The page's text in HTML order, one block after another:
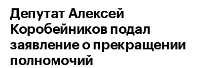
Депутат Алексей
Коробейников подал
заявление о прекращении
полномочий